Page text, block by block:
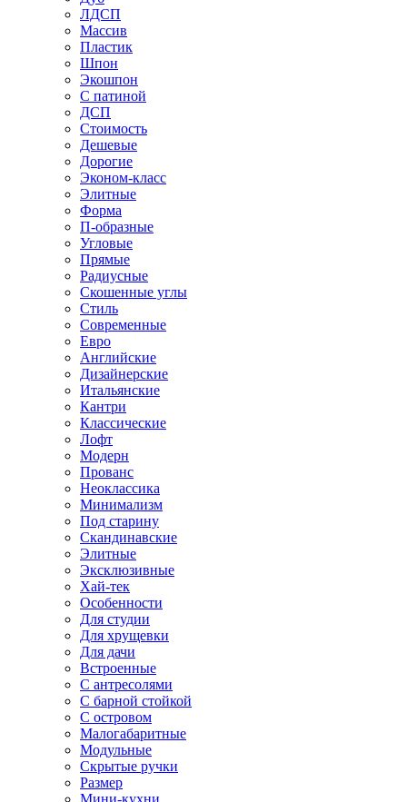
ЛДСП
Массив
Пластик
Шпон
Экошпон
С патиной
ДСП
Стоимость
Дешевые
Дорогие
Эконом-класс
Элитные
Форма
П-образные
Угловые
Прямые
Радиусные
Скошенные углы
Стиль
Современные
Евро
Английские
Дизайнерские
Итальянские
Кантри
Классические
Лофт
Модерн
Прованс
Неоклассика
Минимализм
Под старину
Скандинавские
Элитные
Эксклюзивные
Хай-тек
Особенности
Для студии
Для хрущевки
Для дачи
Встроенные
С антресолями
С барной стойкой
С островом
Малогабаритные
Модульные
Скрытые ручки
Размер
Мини-кухни